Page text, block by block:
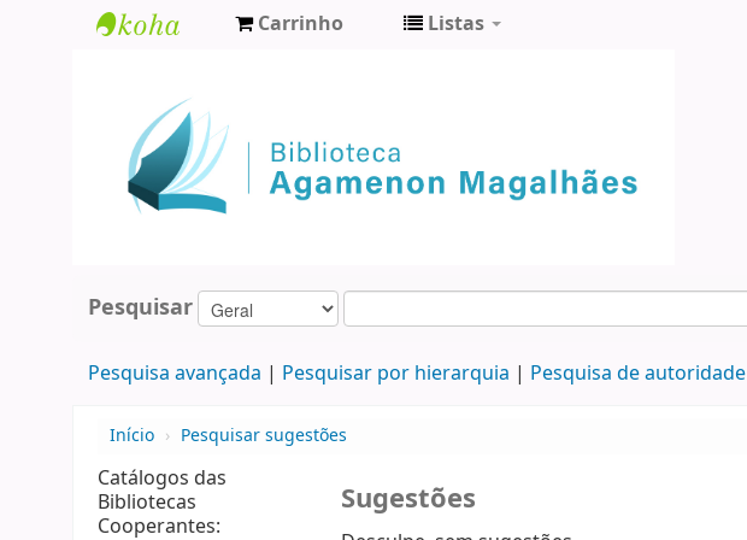
Agamenon
Magalhães
Carrinho Listas
Pesquisar
Pesquisa avançada Pesquisar por hierarquia Pesquisa de autoridade
Início › Pesquisar sugestões
Catálogos das
Bibliotecas
Cooperantes:
Sugestões